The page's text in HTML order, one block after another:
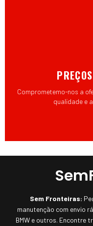
Comprometemo-nos a
qualidade e
Sem Fronteiras:
manutenção com envio
BMW e outros. Encontre